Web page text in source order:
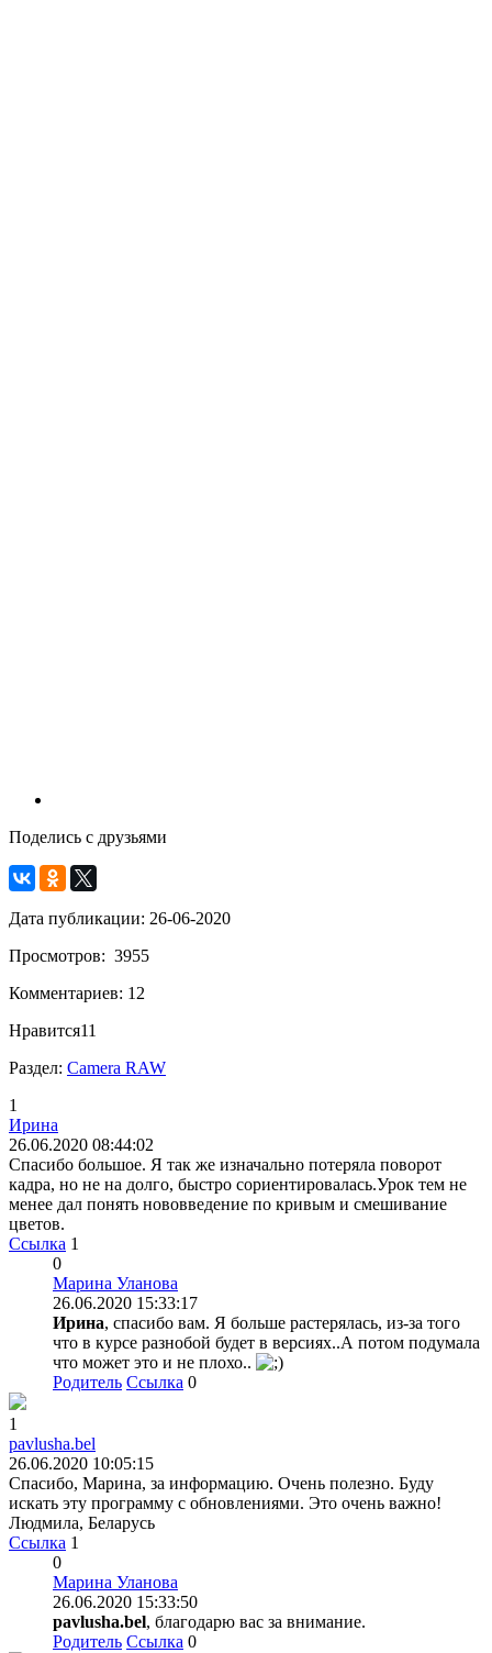
Поделись с друзьями
Дата публикации: 26-06-2020
Просмотров: 3955
Комментариев: 12
Нравится11
Раздел:Camera RAW
Ирина
26.06.2020 08:44:02
Спасибо большое. Я так же изначально потеряла поворот
кадра, но не на долго, быстро сориентировалась.Урок тем не
менее дал понять нововведение по кривым и смешивание
цветов.
Ссылка 1
Марина Уланова
26.06.2020 15:33:17
Ирина, спасибо вам. Я больше растерялась, из-за того
что в курсе разнобой будет в версиях..А потом подумала
что может это и не плохо..
Родитель Ссылка 0
pavlusha.bel
26.06.2020 10:05:15
Спасибо, Марина, за информацию. Очень полезно. Буду
искать эту программу с обновлениями. Это очень важно!
Людмила, Беларусь
Ссылка 1
Марина Уланова
26.06.2020 15:33:50
pavlusha.bel, благодарю вас за внимание.
Родитель Ссылка 0